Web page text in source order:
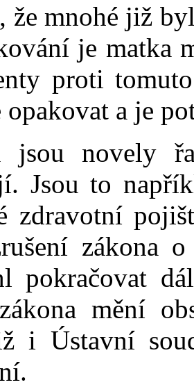
že mnohé již
je matka
proti
opakovat a je
jsou novely
Jsou to
zdravotní
zákona
pokračovat
mění
i Ústavní